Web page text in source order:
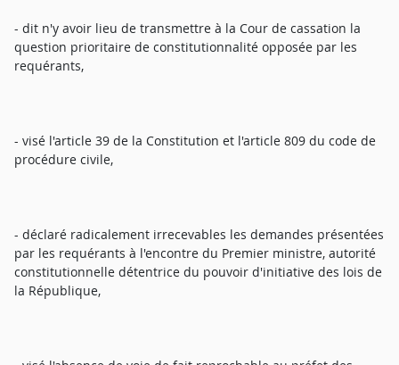
- dit n'y avoir lieu de transmettre à la Cour de cassation la
question prioritaire de constitutionnalité opposée par les
requérants,
- visé l'article 39 de la Constitution et l'article 809 du code de
procédure civile,
- déclaré radicalement irrecevables les demandes présentées
par les requérants à l'encontre du Premier ministre, autorité
constitutionnelle détentrice du pouvoir d'initiative des lois de
la République,